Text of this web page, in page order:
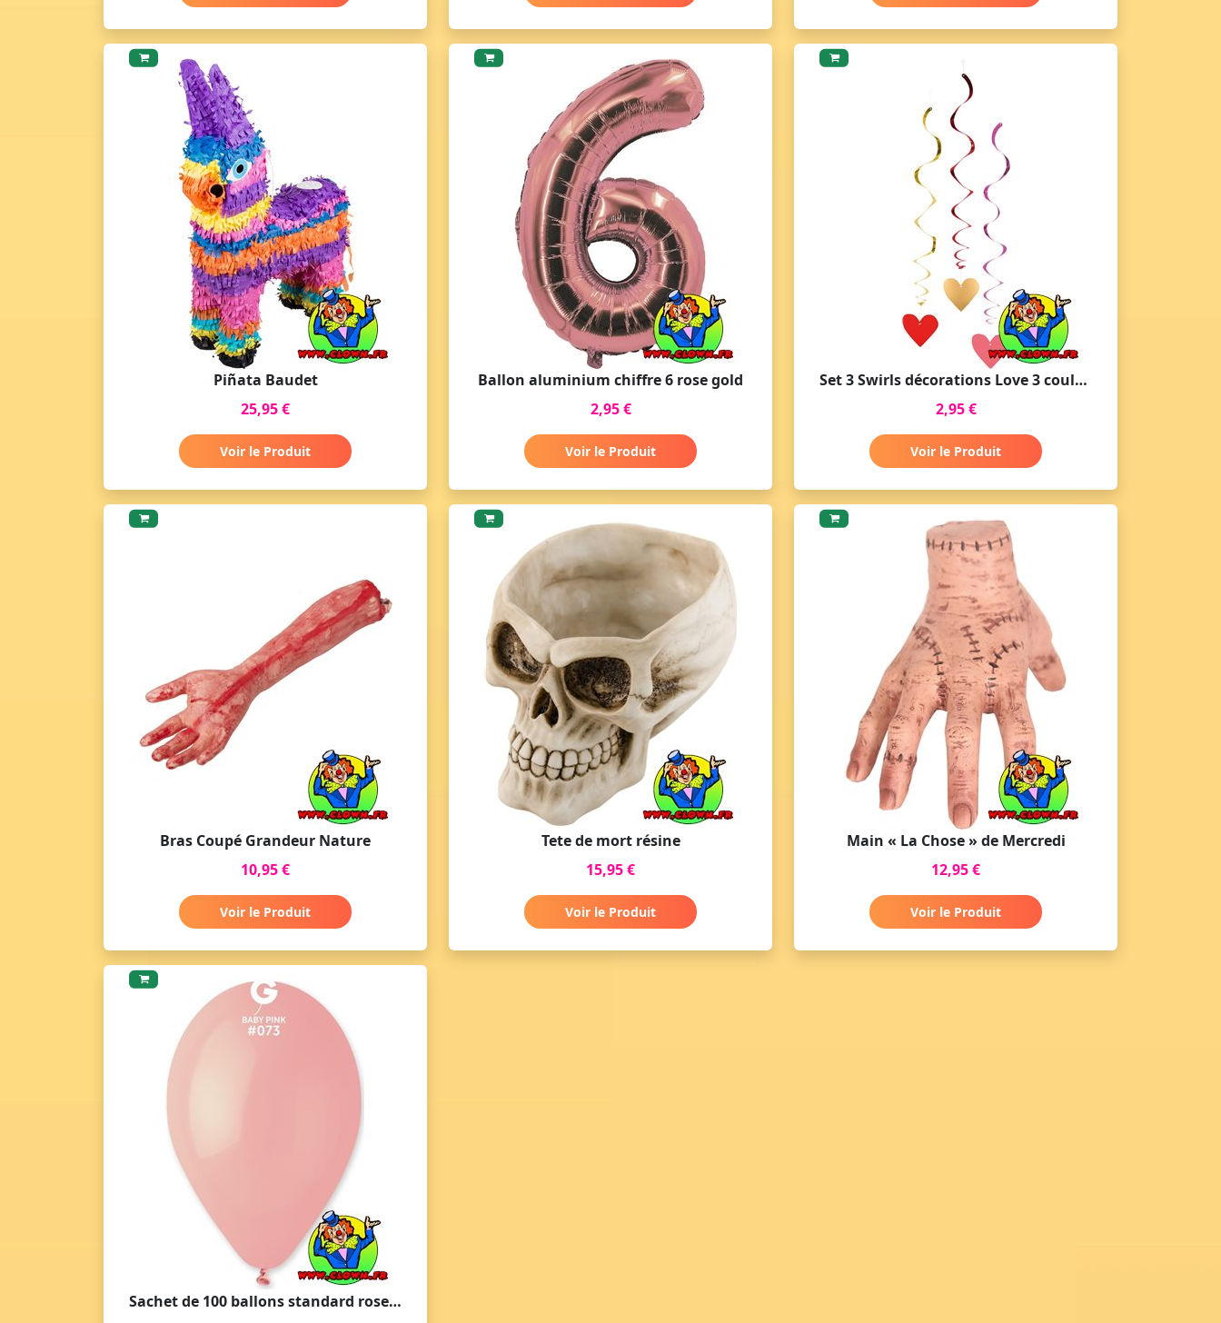
Piñata Baudet
25,95 €
Voir le Produit
Ballon aluminium chiffre 6 rose gold
2,95 €
Voir le Produit
Set 3 Swirls décorations Love 3 couleurs ass
2,95 €
Voir le Produit
Bras Coupé Grandeur Nature
10,95 €
Voir le Produit
Tete de mort résine
15,95 €
Voir le Produit
Main « La Chose » de Mercredi
12,95 €
Voir le Produit
Sachet de 100 ballons standard rose bébé